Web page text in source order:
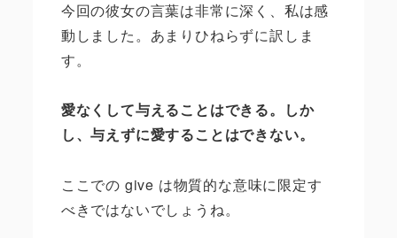
今回の彼女の言葉は非常に深く、私は感
動しました。あまりひねらずに訳しま
す。
愛なくして与えることはできる。しか
し、与えずに愛することはできない。
ここでの give は物質的な意味に限定す
べきではないでしょうね。